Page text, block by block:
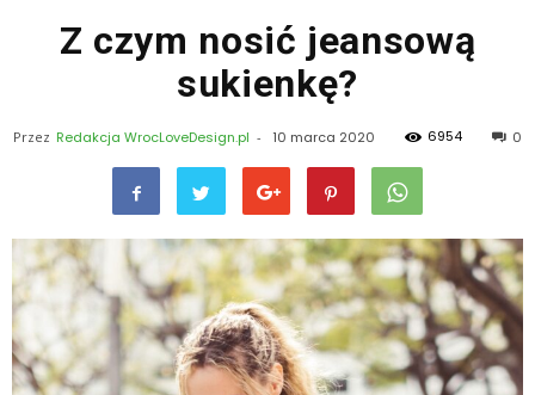
Z czym nosić jeansową
sukienkę?
Przez Redakcja WrocLoveDesign.pl - 10 marca 2020 6954 0